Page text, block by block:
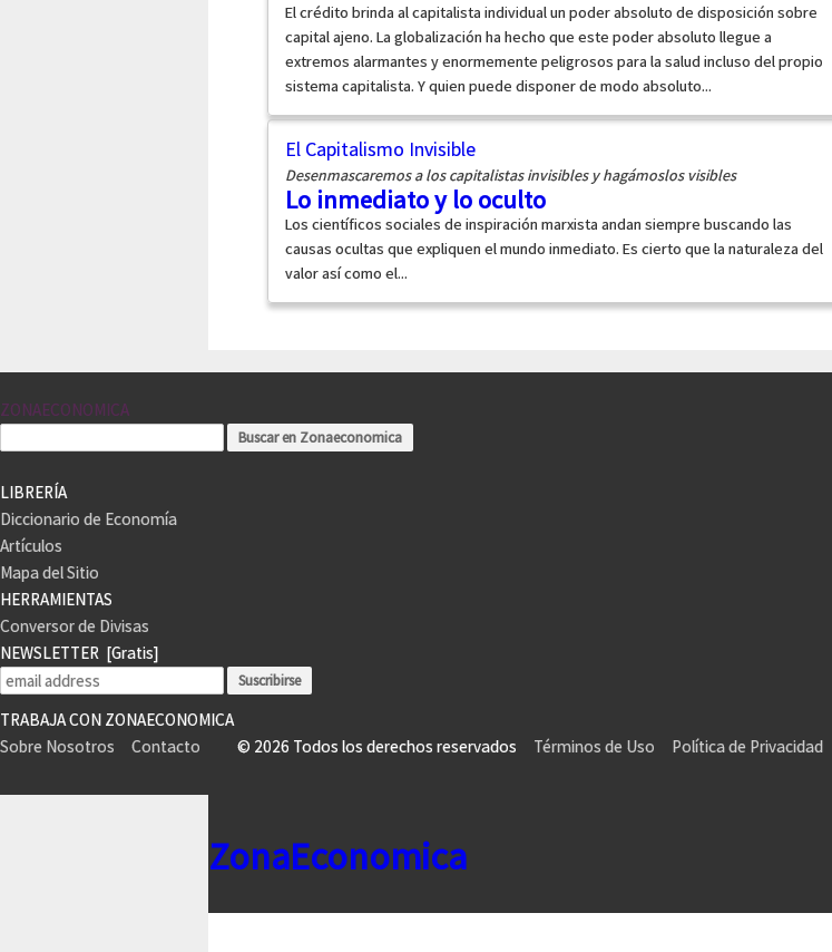
El crédito brinda al capitalista individual un poder absoluto de disposición sobre
capital ajeno. La globalización ha hecho que este poder absoluto llegue a
extremos alarmantes y enormemente peligrosos para la salud incluso del propio
sistema capitalista. Y quien puede disponer de modo absoluto...
El Capitalismo Invisible
Desenmascaremos a los capitalistas invisibles y hagámoslos visibles
Lo inmediato y lo oculto
Los científicos sociales de inspiración marxista andan siempre buscando las
causas ocultas que expliquen el mundo inmediato. Es cierto que la naturaleza del
valor así como el...
ZONAECONOMICA
LIBRERÍA
Diccionario de Economía
Artículos
Mapa del Sitio
HERRAMIENTAS
Conversor de Divisas
NEWSLETTER [Gratis]
TRABAJA CON ZONAECONOMICA
Sobre Nosotros
Contacto © 2026 Todos los derechos reservados Términos de Uso Política de Privacidad
ZonaEconomica